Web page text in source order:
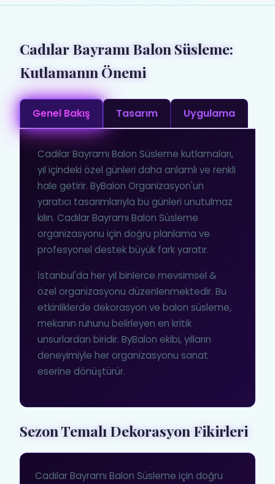
Cadılar Bayramı Balon Süsleme:
Kutlamanın Önemi
Genel Bakış Tasarım Uygulama
Cadılar Bayramı Balon Süsleme kutlamaları,
yıl içindeki özel günleri daha anlamlı ve renkli
hale getirir. ByBalon Organizasyon'un
yaratıcı tasarımlarıyla bu günleri unutulmaz
kılın. Cadılar Bayramı Balon Süsleme
organizasyonu için doğru planlama ve
profesyonel destek büyük fark yaratır.
İstanbul'da her yıl binlerce mevsimsel &
özel organizasyonu düzenlenmektedir. Bu
etkinliklerde dekorasyon ve balon süsleme,
mekanın ruhunu belirleyen en kritik
unsurlardan biridir. ByBalon ekibi, yılların
deneyimiyle her organizasyonu sanat
eserine dönüştürür.
Sezon Temalı Dekorasyon Fikirleri
Cadılar Bayramı Balon Süsleme için doğru